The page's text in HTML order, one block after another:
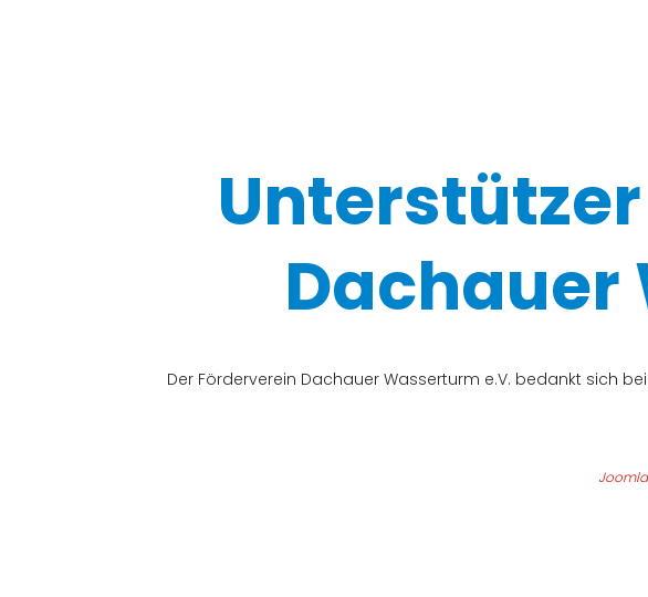
Dachauer
Der Förderverein Dachauer Wasserturm e.V. bedankt sich